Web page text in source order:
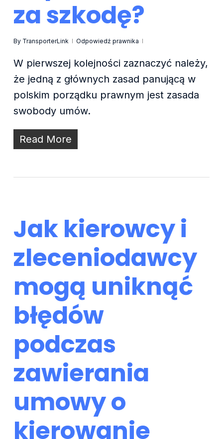
za szkodę?
By TransporterLink Odpowiedź prawnika
W pierwszej kolejności zaznaczyć należy,
że jedną z głównych zasad panującą w
polskim porządku prawnym jest zasada
swobody umów.
Read More
Jak kierowcy i
zleceniodawcy
mogą uniknąć
błędów
podczas
zawierania
umowy o
kierowanie